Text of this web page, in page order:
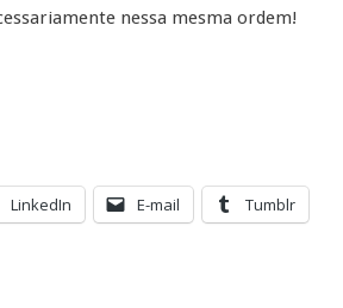
nessa mesma ordem!
LinkedIn E-mail Tumblr